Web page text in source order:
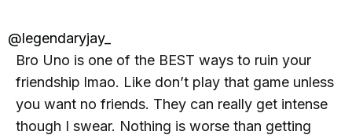
@legendaryjay_
Bro Uno is one of the BEST ways to ruin your
friendship lmao. Like don’t play that game unless
you want no friends. They can really get intense
though I swear. Nothing is worse than getting